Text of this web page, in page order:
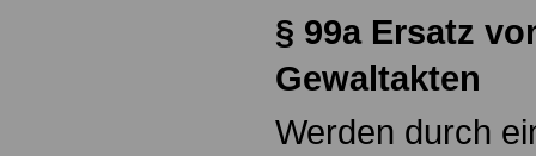
§ 99a Ersatz
Gewaltakten
Werden durch